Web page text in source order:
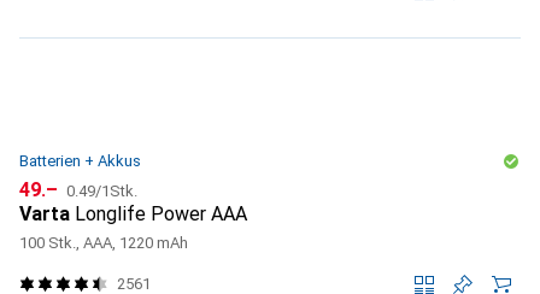
Batterien + Akkus
CHF
49.– CHF
0.49/1Stk.
Varta Longlife Power AAA
100 Stk., AAA, 1220 mAh
2561